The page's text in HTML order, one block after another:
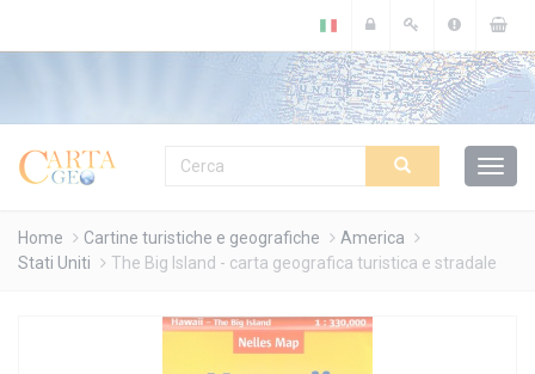
Home Cartine turistiche e geografiche
America
Stati Uniti
The Big Island - carta geografica turistica e stradale